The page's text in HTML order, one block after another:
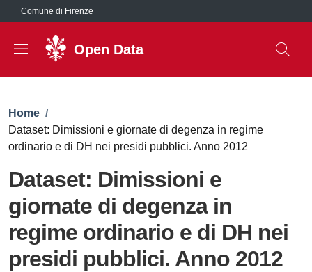
Salta al contenuto principale
Comune di Firenze
Open Data
Briciole di pane
Home /
Dataset: Dimissioni e giornate di degenza in regime
ordinario e di DH nei presidi pubblici. Anno 2012
Dataset: Dimissioni e
giornate di degenza in
regime ordinario e di DH nei
presidi pubblici. Anno 2012